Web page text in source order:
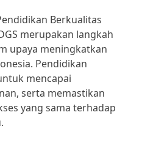
Berkualitas
merupakan langkah
upaya meningkatkan
Pendidikan
mencapai
serta memastikan
yang sama terhadap